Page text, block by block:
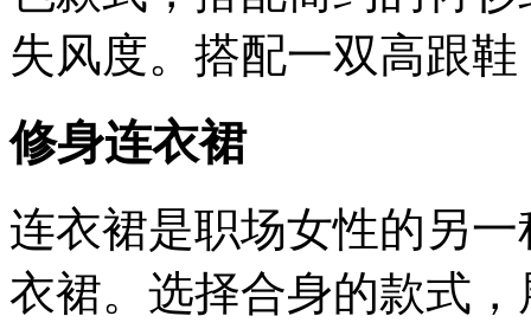
失风度。搭配一双高跟
修身连衣裙
连衣裙是职场女性的另
衣裙。选择合身的款式